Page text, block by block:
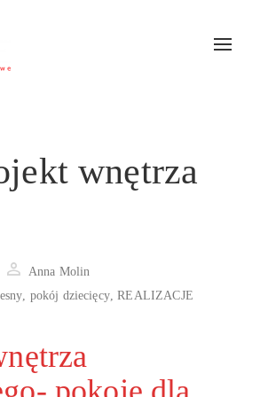
Toggle
wnętrza
Anna Molin
, pokój dziecięcy,REALIZACJE